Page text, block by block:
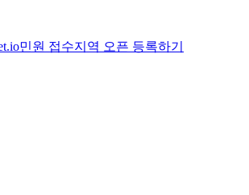
민원 접수지역 오픈 등록하기